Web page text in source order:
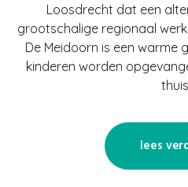
Loosdrecht dat een
grootschalige regionaal
De Meidoorn is een warme
kinderen worden
lees